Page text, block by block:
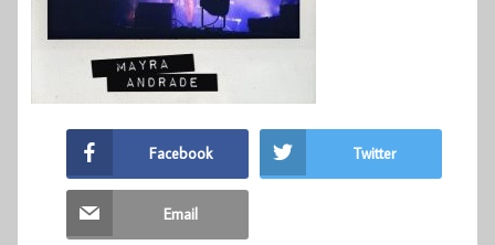
Facebook Twitter
Email